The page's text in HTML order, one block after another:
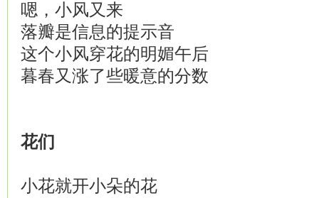
嗯，小风又来
落瓣是信息的提示音
这个小风穿花的明媚午后
暮春又涨了些暖意的分数
花们
小花就开小朵的花